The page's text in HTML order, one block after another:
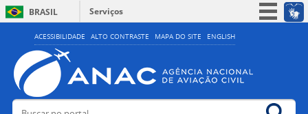
ACESSIBILIDADE ALTO CONTRASTE MAPA DO SITE ENGLISH
BRASIL
Serviços
Simplifique!
Acesso à informação
Legislação
Buscar no portal